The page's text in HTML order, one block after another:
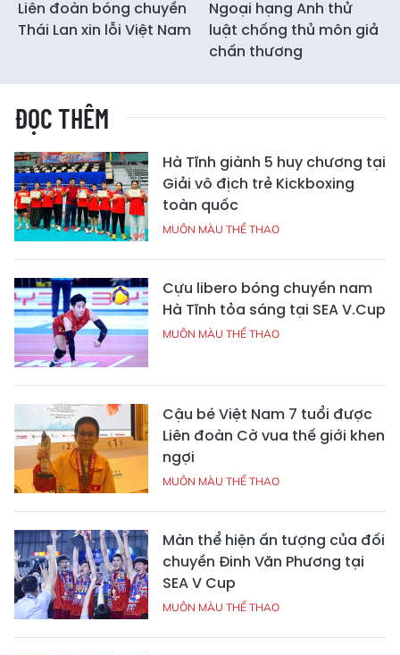
Liên đoàn bóng chuyền
Thái Lan xin lỗi Việt Nam
Ngoại hạng Anh thử
luật chống thủ môn giả
chấn thương
ĐỌC THÊM
Hà Tĩnh giành 5 huy chương tại
Giải vô địch trẻ Kickboxing
toàn quốc
MUÔN MÀU THỂ THAO
Cựu libero bóng chuyền nam
Hà Tĩnh tỏa sáng tại SEA V.Cup
MUÔN MÀU THỂ THAO
Cậu bé Việt Nam 7 tuổi được
Liên đoàn Cờ vua thế giới khen
ngợi
MUÔN MÀU THỂ THAO
Màn thể hiện ấn tượng của đối
chuyền Đinh Văn Phương tại
SEA V Cup
MUÔN MÀU THỂ THAO